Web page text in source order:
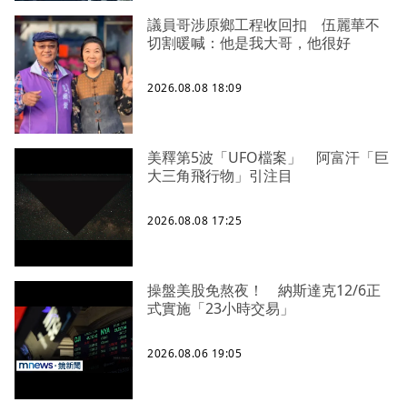
議員哥涉原鄉工程收回扣 伍麗華不
切割暖喊：他是我大哥，他很好
2026.08.08 18:09
美釋第5波「UFO檔案」 阿富汗「巨
大三角飛行物」引注目
2026.08.08 17:25
操盤美股免熬夜！ 納斯達克12/6正
式實施「23小時交易」
2026.08.06 19:05